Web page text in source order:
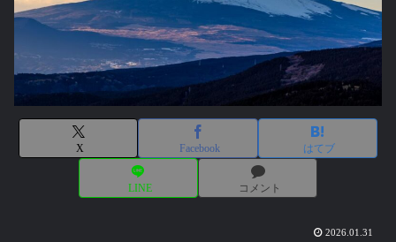
X Facebook はてブ
LINE コメント
2026.01.31